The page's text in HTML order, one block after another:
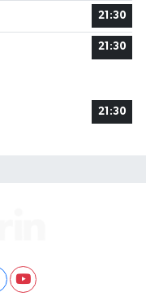
21:30
21:30
21:30